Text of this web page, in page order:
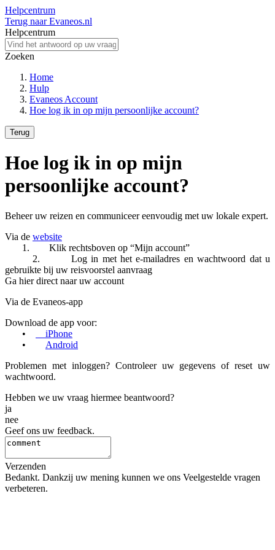
Helpcentrum
Terug naar Evaneos.nl
Helpcentrum
Zoeken
Home
Hulp
Evaneos Account
Hoe log ik in op mijn persoonlijke account?
Terug
Hoe log ik in op mijn
persoonlijke account?
Beheer uw reizen en communiceer eenvoudig met uw lokale expert.
Via de website
1. Klik rechtsboven op “Mijn account”
2. Log in met het e-mailadres en wachtwoord dat u
gebruikte bij uw reisvoorstel aanvraag
Ga hier direct naar uw account
Via de Evaneos-app
Download de app voor:
•
iPhone
• Android
Problemen met inloggen? Controleer uw gegevens of reset uw
wachtwoord.
Hebben we uw vraag hiermee beantwoord?
ja
nee
Geef ons uw feedback.
Verzenden
Bedankt. Dankzij uw mening kunnen we ons Veelgestelde vragen
verbeteren.